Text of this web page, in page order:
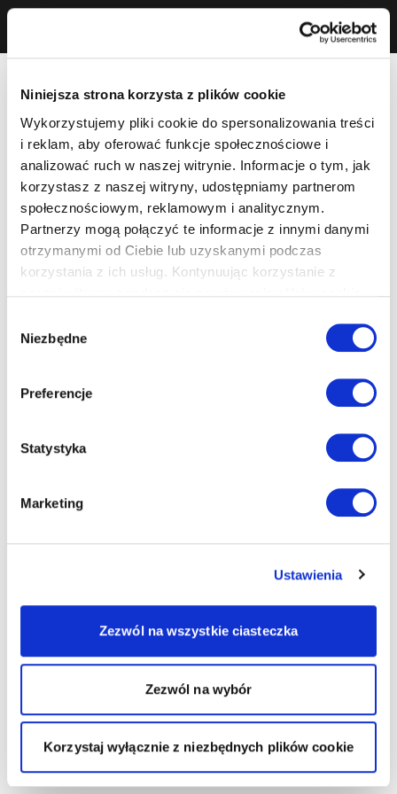
Niniejsza strona korzysta z plików cookie
Wykorzystujemy pliki cookie do spersonalizowania treści
i reklam, aby oferować funkcje społecznościowe i
analizować ruch w naszej witrynie. Informacje o tym, jak
korzystasz z naszej witryny, udostępniamy partnerom
społecznościowym, reklamowym i analitycznym.
Partnerzy mogą połączyć te informacje z innymi danymi
otrzymanymi od Ciebie lub uzyskanymi podczas
korzystania z ich usług. Kontynuując korzystanie z
zgody
Niezbędne
Preferencje
Statystyka
Marketing
Ustawienia
Zezwól na wszystkie ciasteczka
Zezwól na wybór
Korzystaj wyłącznie z niezbędnych plików cookie